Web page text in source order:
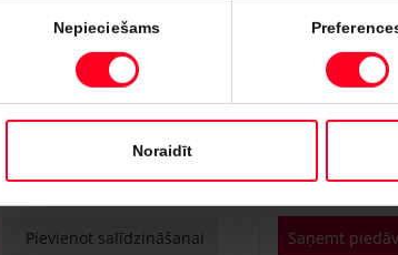
Nepieciešams
Noraidīt
piedziņa) (75 kW)
€ 25 150
Pievienot salīdzināšanai
#PVT3295817
Toyota
Shuttle 1.2
Sākot no €
81 kW
Saņemt